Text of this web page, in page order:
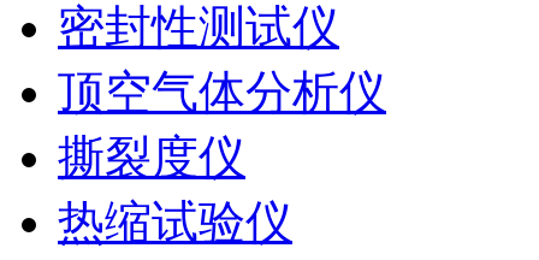
密封性测试仪
顶空气体分析仪
撕裂度仪
热缩试验仪